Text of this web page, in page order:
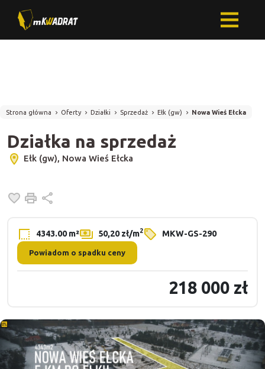
Strona główna Oferty Działki Sprzedaż Ełk (gw) Nowa Wieś Ełcka
Działka na sprzedaż
Ełk (gw), Nowa Wieś Ełcka
Dodaj do ulubionych
Drukuj
4343.00 m² 50,20 zł/m2 MKW-GS-290
Powiadom o spadku ceny
218 000 zł